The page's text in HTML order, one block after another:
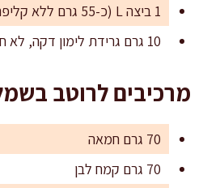
1 ביצה L (כ-55 גרם ללא קליפה)
10 גרם גרידת לימון דקה, לא חובה אבל משדרגת
מרכיבים לרוטב
70 גרם חמאה
70 גרם קמח לבן